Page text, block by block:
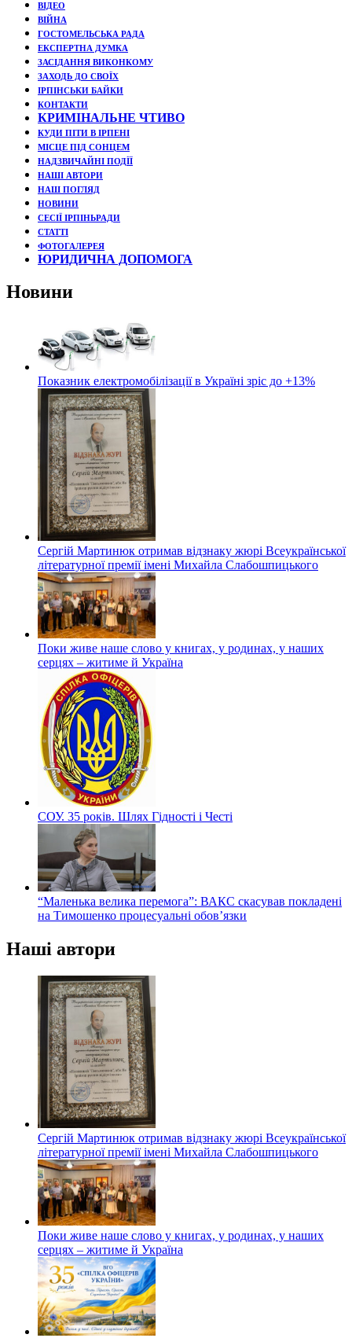
ВІДЕО
ВІЙНА
ГОСТОМЕЛЬСЬКА РАДА
ЕКСПЕРТНА ДУМКА
ЗАСІДАННЯ ВИКОНКОМУ
ЗАХОДЬ ДО СВОЇХ
ІРПІНСЬКИ БАЙКИ
КОНТАКТИ
КРИМІНАЛЬНЕ ЧТИВО
КУДИ ПІТИ В ІРПЕНІ
МІСЦЕ ПІД СОНЦЕМ
НАДЗВИЧАЙНІ ПОДЇЇ
НАШІ АВТОРИ
НАШ ПОГЛЯД
НОВИНИ
СЕСІЇ ІРПІНЬРАДИ
СТАТТІ
ФОТОГАЛЕРЕЯ
ЮРИДИЧНА ДОПОМОГА
Новини
Показник електромобілізації в Україні зріс до +13%
Сергій Мартинюк отримав відзнаку жюрі Всеукраїнської
літературної премії імені Михайла Слабошпицького
Поки живе наше слово у книгах, у родинах, у наших
серцях – житиме й Україна
СОУ. 35 років. Шлях Гідності і Честі
“Маленька велика перемога”: ВАКС скасував покладені
на Тимошенко процесуальні обов’язки
Наші автори
Сергій Мартинюк отримав відзнаку жюрі Всеукраїнської
літературної премії імені Михайла Слабошпицького
Поки живе наше слово у книгах, у родинах, у наших
серцях – житиме й Україна